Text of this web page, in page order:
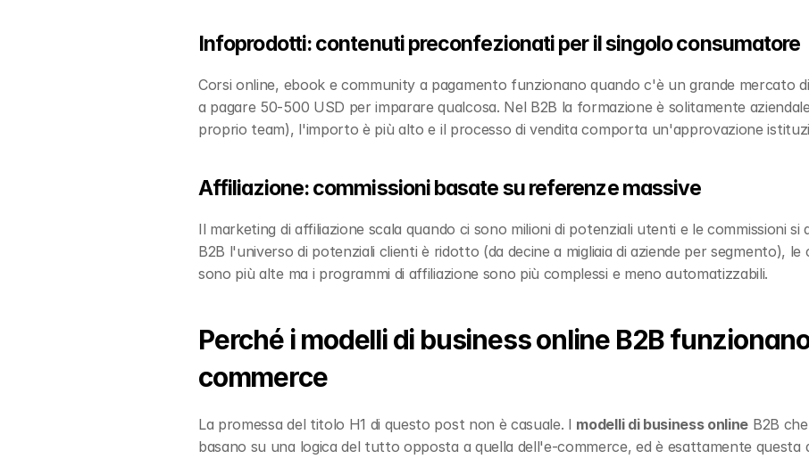
Infoprodotti: contenuti preconfezionati per il singolo consumatore
Corsi online, ebook e community a pagamento funzionano quando c'è un grande mercato
a pagare 50-500 USD per imparare qualcosa. Nel B2B la formazione è solitamente
proprio team), l'importo è più alto e il processo di vendita comporta un'approvazione
Affiliazione: commissioni basate su referenze massive
Il marketing di affiliazione scala quando ci sono milioni di potenziali utenti e le commissioni si
B2B l'universo di potenziali clienti è ridotto (da decine a migliaia di aziende per segmento), le
sono più alte ma i programmi di affiliazione sono più complessi e meno automatizzabili.
Perché i modelli di business online B2B
commerce
La promessa del titolo H1 di questo post non è casuale. I modelli di business online B2B
basano su una logica del tutto opposta a quella dell'e-commerce, ed è esattamente questa